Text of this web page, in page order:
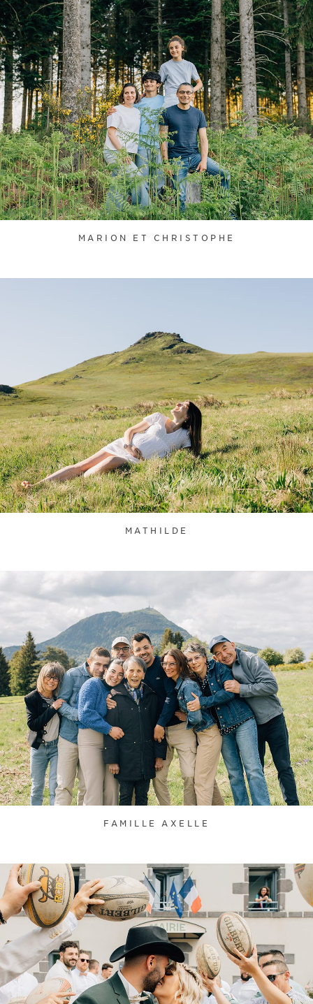
MARION ET CHRISTOPHE
MATHILDE
FAMILLE AXELLE